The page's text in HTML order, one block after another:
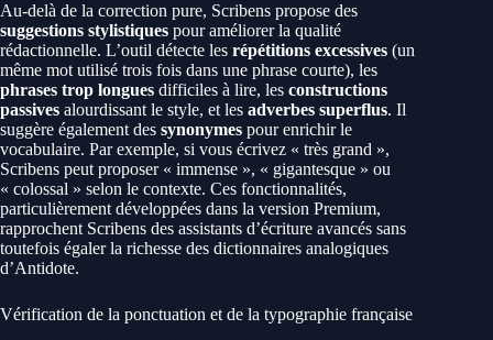
Au-delà de la correction pure, Scribens propose des
suggestions stylistiques pour améliorer la qualité
rédactionnelle. L’outil détecte les répétitions excessives (un
même mot utilisé trois fois dans une phrase courte), les
phrases trop longues difficiles à lire, les constructions
passives alourdissant le style, et les adverbes superflus. Il
suggère également des synonymes pour enrichir le
vocabulaire. Par exemple, si vous écrivez « très grand »,
Scribens peut proposer « immense », « gigantesque » ou
« colossal » selon le contexte. Ces fonctionnalités,
particulièrement développées dans la version Premium,
rapprochent Scribens des assistants d’écriture avancés sans
toutefois égaler la richesse des dictionnaires analogiques
d’Antidote.
Vérification de la ponctuation et de la typographie française